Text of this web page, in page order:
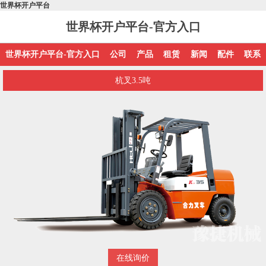
世界杯开户平台
世界杯开户平台-官方入口
世界杯开户平台-官方入口 公司 产品 租赁 新闻 配件 联系
杭叉3.5吨
在线询价